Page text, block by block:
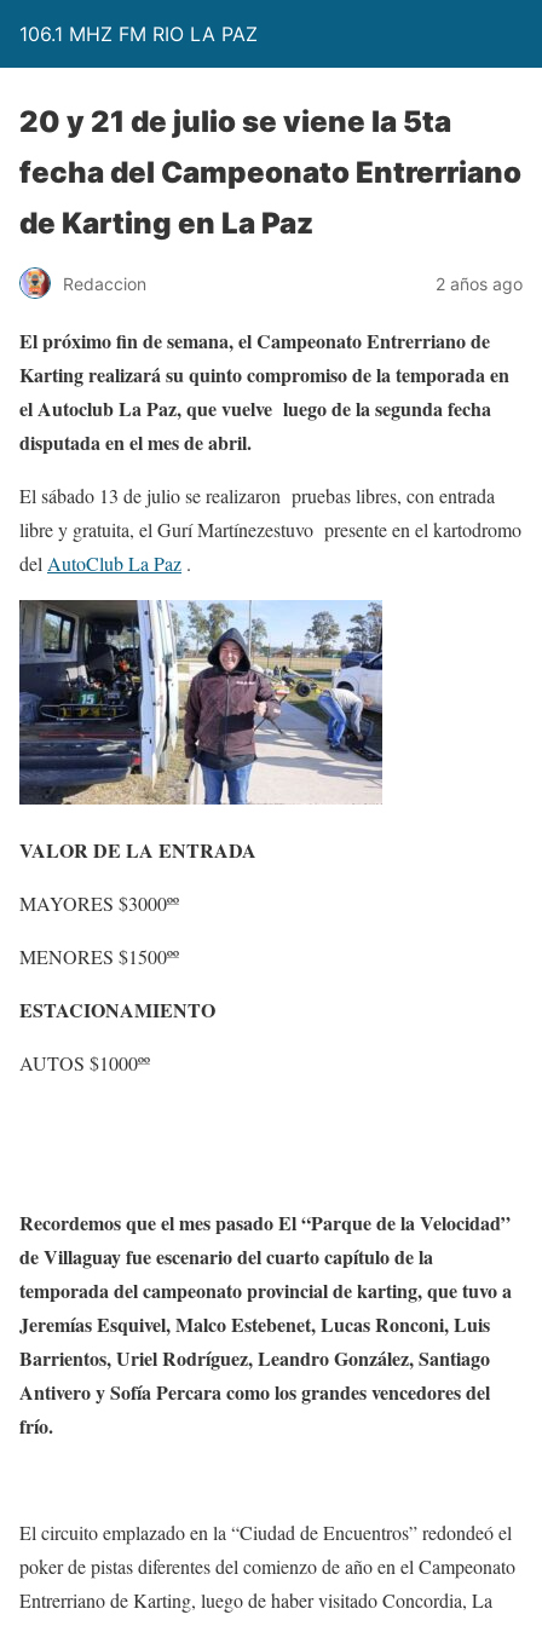
106.1 MHZ FM RIO LA PAZ
20 y 21 de julio se viene la 5ta
fecha del Campeonato Entrerriano
de Karting en La Paz
Redaccion 2 años ago
El próximo fin de semana, el Campeonato Entrerriano de
Karting realizará su quinto compromiso de la temporada en
el Autoclub La Paz, que vuelve luego de la segunda fecha
disputada en el mes de abril.
El sábado 13 de julio se realizaron pruebas libres, con entrada
libre y gratuita, el Gurí Martínezestuvo presente en el kartodromo
del AutoClub La Paz .
VALOR DE LA ENTRADA
MAYORES $3000ºº
MENORES $1500ºº
ESTACIONAMIENTO
AUTOS $1000ºº
Recordemos que el mes pasado El “Parque de la Velocidad”
de Villaguay fue escenario del cuarto capítulo de la
temporada del campeonato provincial de karting, que tuvo a
Jeremías Esquivel, Malco Estebenet, Lucas Ronconi, Luis
Barrientos, Uriel Rodríguez, Leandro González, Santiago
Antivero y Sofía Percara como los grandes vencedores del
frío.
El circuito emplazado en la “Ciudad de Encuentros” redondeó el
poker de pistas diferentes del comienzo de año en el Campeonato
Entrerriano de Karting, luego de haber visitado Concordia, La